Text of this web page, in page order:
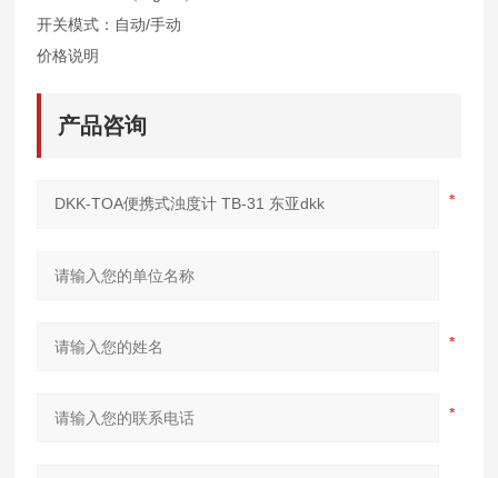
开关模式：自动/手动
价格说明
产品咨询